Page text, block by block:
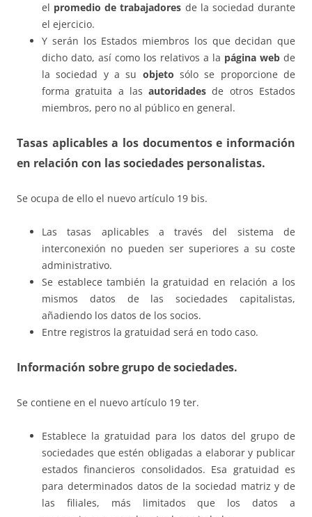
el promedio de trabajadores de la sociedad durante
el ejercicio.
Y serán los Estados miembros los que decidan que
dicho dato, así como los relativos a la página web de
la sociedad y a su objeto sólo se proporcione de
forma gratuita a lasautoridades de otros Estados
miembros, pero no al público en general.
Tasas aplicables a los documentos e información
en relación con las sociedades personalistas.
Se ocupa de ello el nuevo artículo 19 bis.
Las tasas aplicables a través del sistema de
interconexión no pueden ser superiores a su coste
administrativo.
Se establece también la gratuidad en relación a los
mismos datos de las sociedades capitalistas,
añadiendo los datos de los socios.
Entre registros la gratuidad será en todo caso.
Información sobre grupo de sociedades.
Se contiene en el nuevo artículo 19 ter.
Establece la gratuidad para los datos del grupo de
sociedades que estén obligadas a elaborar y publicar
estados financieros consolidados. Esa gratuidad es
para determinados datos de la sociedad matriz y de
las filiales, más limitados que los datos a